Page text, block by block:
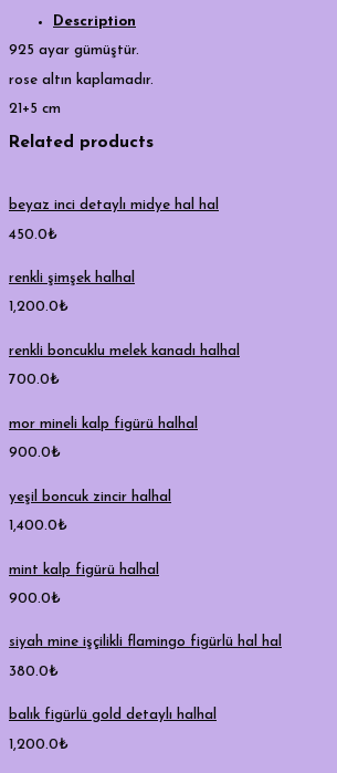
Description
925 ayar gümüştür.
rose altın kaplamadır.
21+5 cm
Related products
beyaz inci detaylı midye hal hal
450.0₺
renkli şimşek halhal
1,200.0₺
renkli boncuklu melek kanadı halhal
700.0₺
mor mineli kalp figürü halhal
900.0₺
yeşil boncuk zincir halhal
1,400.0₺
mint kalp figürü halhal
900.0₺
siyah mine işçilikli flamingo figürlü hal hal
380.0₺
balık figürlü gold detaylı halhal
1,200.0₺